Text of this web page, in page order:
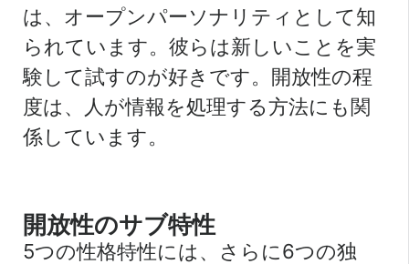
は、オープンパーソナリティとして知
られています。彼らは新しいことを実
験して試すのが好きです。開放性の程
度は、人が情報を処理する方法にも関
係しています。
開放性のサブ特性
5つの性格特性には、さらに6つの独